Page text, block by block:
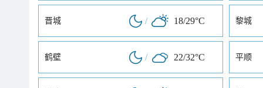
晋城 / 18/29°C 黎城
鹤壁 / 22/32°C 平顺